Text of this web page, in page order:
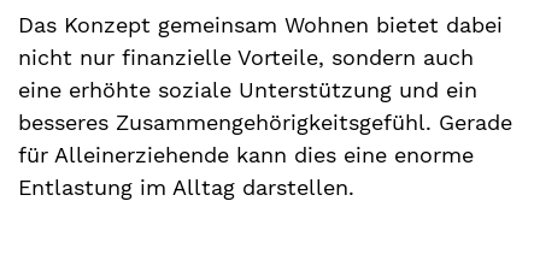
Das Konzept gemeinsam Wohnen bietet dabei
nicht nur finanzielle Vorteile, sondern auch
eine erhöhte soziale Unterstützung und ein
besseres Zusammengehörigkeitsgefühl. Gerade
für Alleinerziehende kann dies eine enorme
Entlastung im Alltag darstellen.